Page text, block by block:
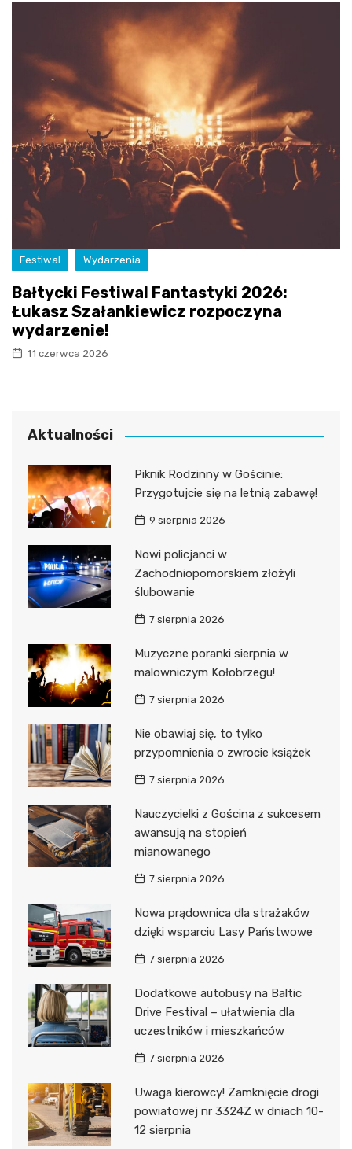
Festiwal Wydarzenia
Bałtycki Festiwal Fantastyki 2026:
Łukasz Szałankiewicz rozpoczyna
wydarzenie!
11 czerwca 2026
Aktualności
Piknik Rodzinny w Gościnie:
Przygotujcie się na letnią zabawę!
9 sierpnia 2026
Nowi policjanci w
Zachodniopomorskiem złożyli
ślubowanie
7 sierpnia 2026
Muzyczne poranki sierpnia w
malowniczym Kołobrzegu!
7 sierpnia 2026
Nie obawiaj się, to tylko
przypomnienia o zwrocie książek
7 sierpnia 2026
Nauczycielki z Gościna z sukcesem
awansują na stopień
mianowanego
7 sierpnia 2026
Nowa prądownica dla strażaków
dzięki wsparciu Lasy Państwowe
7 sierpnia 2026
Dodatkowe autobusy na Baltic
Drive Festival – ułatwienia dla
uczestników i mieszkańców
7 sierpnia 2026
Uwaga kierowcy! Zamknięcie drogi
powiatowej nr 3324Z w dniach 10-
12 sierpnia